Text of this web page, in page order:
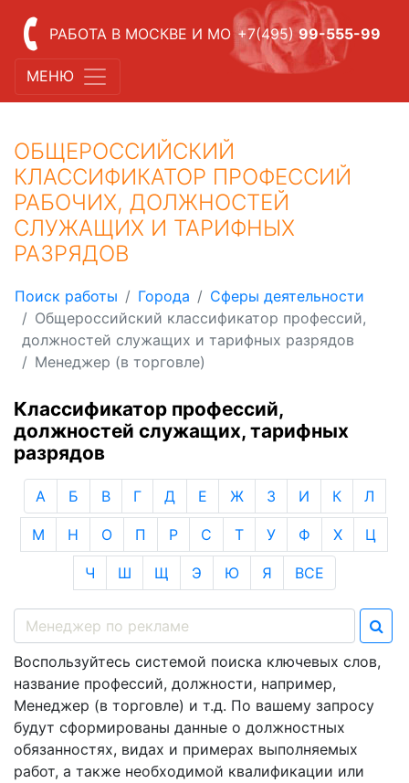
РАБОТА В МОСКВЕ И МО +7(495) 99-555-99
МЕНЮ
ОБЩЕРОССИЙСКИЙ
КЛАССИФИКАТОР ПРОФЕССИЙ
РАБОЧИХ, ДОЛЖНОСТЕЙ
СЛУЖАЩИХ И ТАРИФНЫХ
РАЗРЯДОВ
Поиск работы Города
Сферы деятельности
Общероссийский классификатор профессий,
должностей служащих и тарифных разрядов
Менеджер (в торговле)
Классификатор профессий,
должностей служащих, тарифных
разрядов
А Б В Г Д Е Ж З И К Л
М Н О П Р С Т У Ф Х Ц
Ч Ш Щ Э Ю Я ВСЕ
Воспользуйтесь системой поиска ключевых слов,
название профессий, должности, например,
Менеджер (в торговле) и т.д. По вашему запросу
будут сформированы данные о должностных
обязанностях, видах и примерах выполняемых
работ, а также необходимой квалификации или